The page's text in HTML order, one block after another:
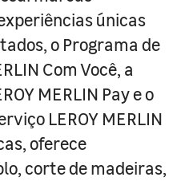
únicas
o Programa de
Com Você, a
MERLIN Pay e o
LEROY MERLIN
oferece
corte de madeiras,